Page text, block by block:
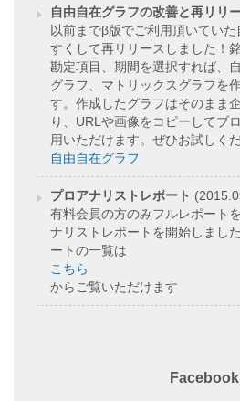
自由自在グラフの改善と再リリ
以前までβ版でご利用頂いてい
すくして再リリースしました！
勘定項目、期間を選択すれば、
グラフ、マトリックスグラフを
す。作成したグラフはそのまま
り、URLや画像をコピーしてブ
用いただけます。ぜひお試しくだ
自由自在グラフ
プロアナリストレポート
有料会員の方のみフルレポート
ナリストレポートを開始しまし
ートの一覧は
こちら
からご覧いただけます
Facebook